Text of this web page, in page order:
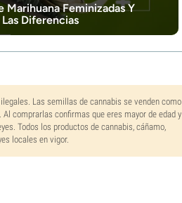
Marihuana Feminizadas Y
Diferencias
Las semillas de cannabis se venden como
comprarlas confirmas que eres mayor de edad y
Todos los productos de cannabis, cáñamo,
locales en vigor.